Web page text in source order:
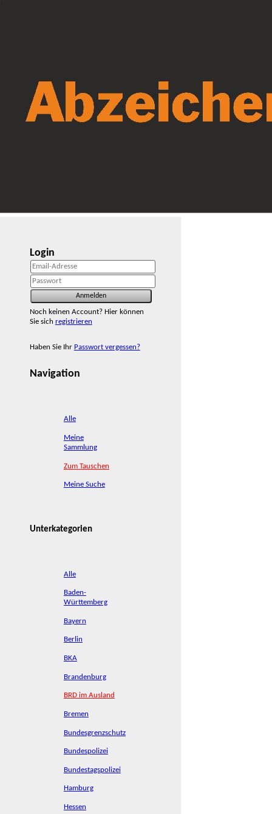
Login
Noch keinen Account? Hier können
Sie sich registrieren
Haben Sie Ihr Passwort vergessen?
Navigation
Alle
Meine
Sammlung
Zum Tauschen
Meine Suche
Unterkategorien
Alle
Baden-
Württemberg
Bayern
Berlin
BKA
Brandenburg
BRD im Ausland
Bremen
Bundesgrenzschutz
Bundespolizei
Bundestagspolizei
Hamburg
Hessen